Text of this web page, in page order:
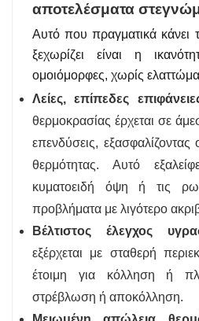
αποτελέσματα
Αυτό που πραγματικά κάνει
ξεχωρίζει είναι η
ομοιόμορφες, χωρίς
Λείες, επίπεδες
θερμοκρασίας έρχεται σε
επενδύσεις,
θερμότητας. Αυτό
κυματοειδή όψη ή τις
προβλήματα με λιγότερο
Βέλτιστος έλεγχος
εξέρχεται με σταθερή
έτοιμη για κόλληση ή
στρέβλωση ή αποκόλληση.